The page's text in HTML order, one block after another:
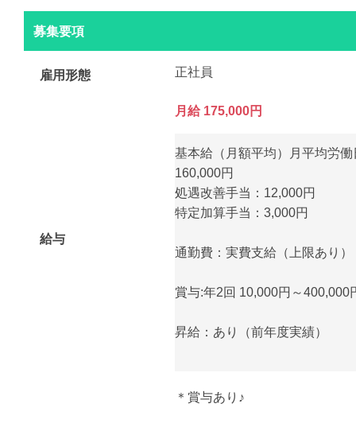
募集要項
雇用形態 正社員
給与
月給 175,000円
基本給（月額平均）月平均労
160,000円
処遇改善手当：12,000円
特定加算手当：3,000円
通勤費：実費支給（上限あり
賞与:年2回 10,000円～400,000
昇給：あり（前年度実績）
＊賞与あり♪